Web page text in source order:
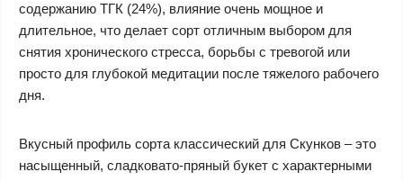
содержанию ТГК (24%), влияние очень мощное и
длительное, что делает сорт отличным выбором для
снятия хронического стресса, борьбы с тревогой или
просто для глубокой медитации после тяжелого рабочего
дня.
Вкусный профиль сорта классический для Скунков – это
насыщенный, сладковато-пряный букет с характерными